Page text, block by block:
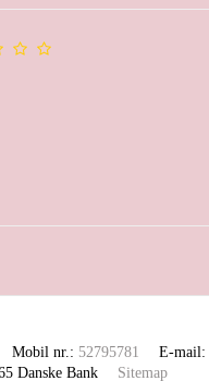
Mobil nr.: 52795781 E-mail:
Danske Bank Sitemap